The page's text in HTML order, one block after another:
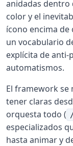
anidadas dentro
color y el
ícono encima de
un vocabulario
explícita de anti-
automatismos.
El framework se
tener claras
orquesta todo (
especializados
hasta animar y